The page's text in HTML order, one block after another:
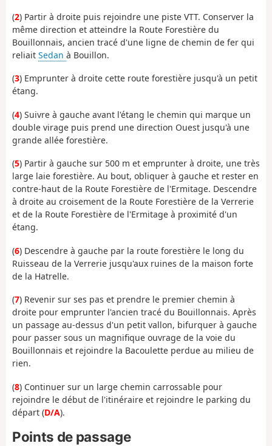
(2) Partir à droite puis rejoindre une piste VTT. Conserver la
même direction et atteindre la Route Forestière du
Bouillonnais, ancien tracé d'une ligne de chemin de fer qui
reliait Sedan à Bouillon.
(3) Emprunter à droite cette route forestière jusqu'à un petit
étang.
(4) Suivre à gauche avant l'étang le chemin qui marque un
double virage puis prend une direction Ouest jusqu'à une
grande allée forestière.
(5) Partir à gauche sur 500 m et emprunter à droite, une très
large laie forestière. Au bout, obliquer à gauche et rester en
contre-haut de la Route Forestière de l'Ermitage. Descendre
à droite au croisement de la Route Forestière de la Verrerie
et de la Route Forestière de l'Ermitage à proximité d'un
étang.
(6) Descendre à gauche par la route forestière le long du
Ruisseau de la Verrerie jusqu'aux ruines de la maison forte
de la Hatrelle.
(7) Revenir sur ses pas et prendre le premier chemin à
droite pour emprunter l'ancien tracé du Bouillonnais. Après
un passage au-dessus d'un petit vallon, bifurquer à gauche
pour passer sous un magnifique ouvrage de la voie du
Bouillonnais et rejoindre la Bacoulette perdue au milieu de
rien.
(8) Continuer sur un large chemin carrossable pour
rejoindre le début de l'itinéraire et rejoindre le parking du
départ (D/A).
Points de passage